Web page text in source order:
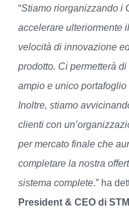
“Stiamo riorganizzando i
accelerare ulteriormente
velocità di innovazione
prodotto. Ci permetterà
ampio e unico
Inoltre, stiamo
clienti con
per mercato finale che
completare la nostra
sistema complete.” ha
President & CEO di